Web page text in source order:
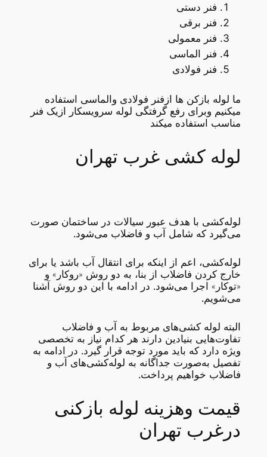
فنر دستی
فنر برقی
فنر معمولی
فنر الماسی
فنر فولادی
ما لوله بازکن ها ازفنر فولادی والماسی استفاده
میکنیم وبرای رفع گرفتگی لوله سرویسکار ازیک فنر
مناسب استفاده میکند
لوله کشی غرب تهران
لوله‌کشی با هدف عبور سیالات در ساختمان صورت
می‌گیرد که شامل آب و فاضلاب می‌شود.
لوله‌کشی، اعم از اینکه برای انتقال آب باشد یا برای
خارج کردن فاضلاب از بنا، به دو روش «روکار» و
«توکار» اجرا می‌شود. در ادامه با این دو روش آشنا
می‌شویم.
البته لوله کشی‌های مربوط به آب و فاضلاب
تفاوت‌هایی بنیادین دارند هر کدام نیاز به تخصصی
ویژه دارد که باید مورد توجه قرار گیرد. در ادامه به
تفصیل به‌صورت جداگانه به لوله‌کشی‌های آب و
فاضلاب خواهیم پرداخت.
قیمت وهزینه لوله بازکنی
درغرب تهران